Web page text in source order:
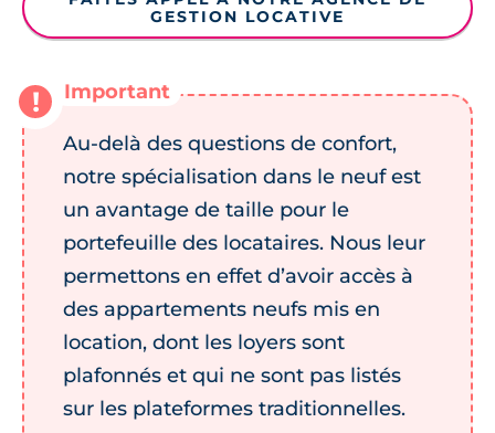
GESTION LOCATIVE
Au-delà des questions de confort,
notre spécialisation dans le neuf est
un avantage de taille pour le
portefeuille des locataires. Nous leur
permettons en effet d’avoir accès à
des appartements neufs mis en
location, dont les loyers sont
plafonnés et qui ne sont pas listés
sur les plateformes traditionnelles.